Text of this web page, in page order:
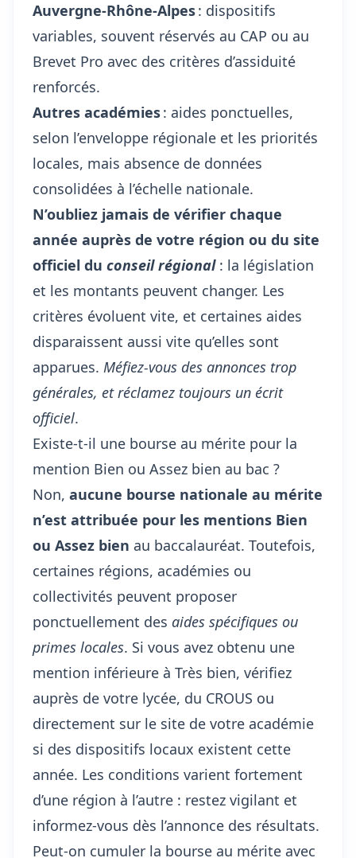
Auvergne-Rhône-Alpes: dispositifs
variables, souvent réservés au CAP ou au
Brevet Pro avec des critères d’assiduité
renforcés.
Autres académies: aides ponctuelles,
selon l’enveloppe régionale et les priorités
locales, mais absence de données
consolidées à l’échelle nationale.
N’oubliez jamais de vérifier chaque
année auprès de votre région ou du site
officiel du conseil régional: la législation
et les montants peuvent changer. Les
critères évoluent vite, et certaines aides
disparaissent aussi vite qu’elles sont
apparues. Méfiez-vous des annonces trop
générales, et réclamez toujours un écrit
officiel.
Existe-t-il une bourse au mérite pour la
mention Bien ou Assez bien au bac ?
Non, aucune bourse nationale au mérite
n’est attribuée pour les mentions Bien
ou Assez bien au baccalauréat. Toutefois,
certaines régions, académies ou
collectivités peuvent proposer
ponctuellement des aides spécifiques ou
primes locales. Si vous avez obtenu une
mention inférieure à Très bien, vérifiez
auprès de votre lycée, du CROUS ou
directement sur le site de votre académie
si des dispositifs locaux existent cette
année. Les conditions varient fortement
d’une région à l’autre : restez vigilant et
informez-vous dès l’annonce des résultats.
Peut-on cumuler la bourse au mérite avec